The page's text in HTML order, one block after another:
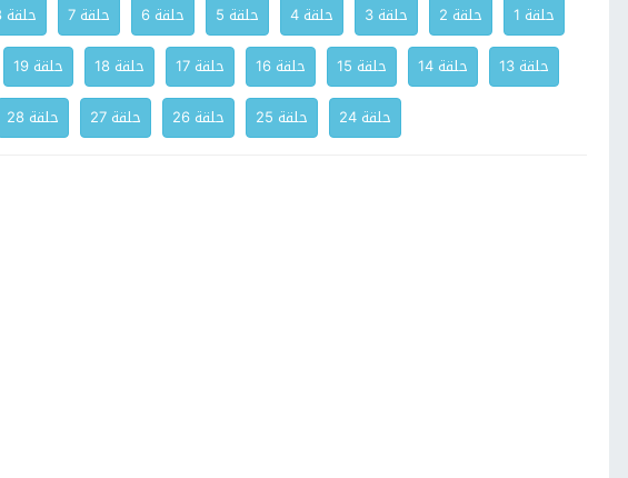
حلقة 1 حلقة 2 حلقة 3 حلقة 4 حلقة 5 حلقة 6 حلقة 7 حلقة 8
حلقة 13
حلقة 14 حلقة 15 حلقة 16 حلقة 17 حلقة 18 حلقة 19
حلقة 24
حلقة 25 حلقة 26 حلقة 27 حلقة 28